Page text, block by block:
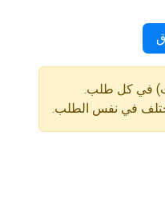
في نفس الطلب.